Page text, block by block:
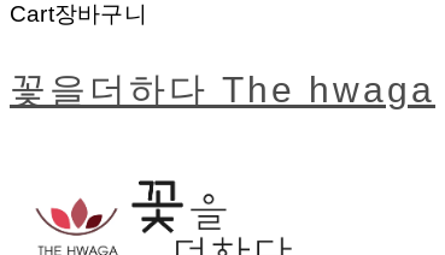
Cart장바구니
꽃을더하다 The hwaga